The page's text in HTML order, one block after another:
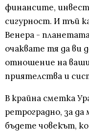
финансите,
сигурност. И тъй
Венера -
очаквате тя да ви
отношение на
приятелства и
В крайна сметка
ретроградно, за
бъдете човекът,